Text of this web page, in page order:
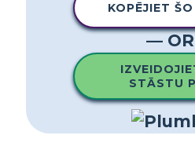
KOPĒJIET
—
STĀSTU